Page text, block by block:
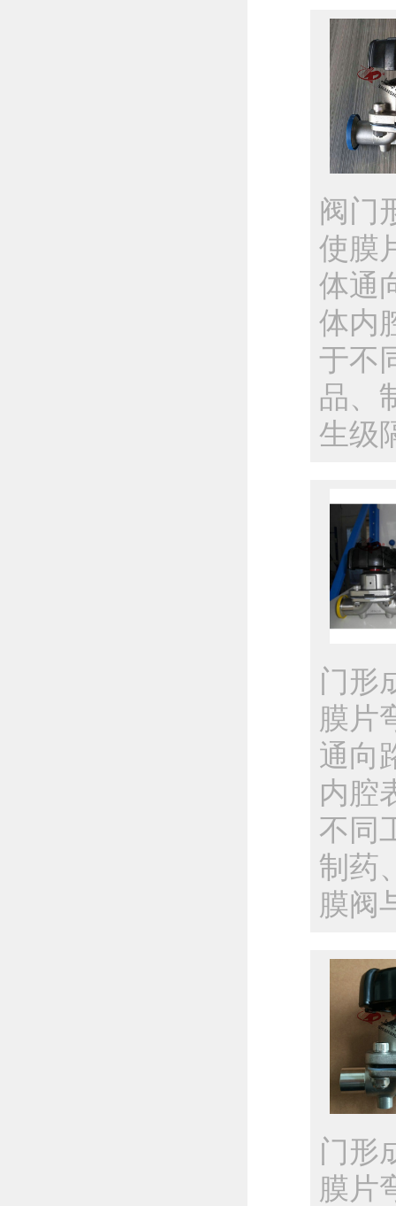
阀门
使膜
体通
体内
于不
品、
生级
门形
膜片
通向
内腔
不同
制药
膜阀
门形
膜片